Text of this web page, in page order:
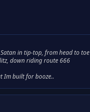
in tip-top, from head to toe
down riding route 666
Im built for booze..